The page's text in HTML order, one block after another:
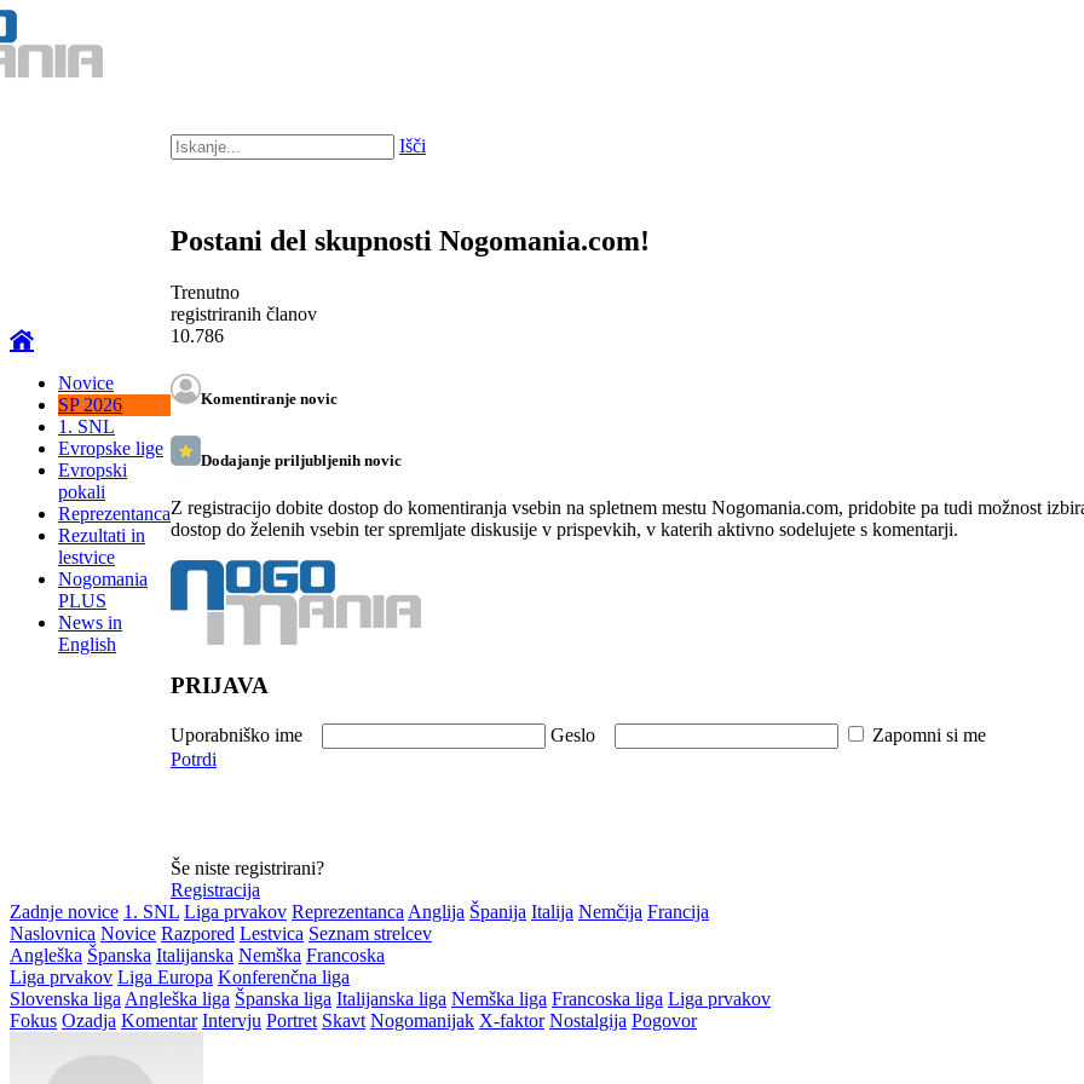
Novice
SP 2026
1. SNL
Evropske lige
Evropski
pokali
Reprezentanca
Rezultati in
lestvice
Nogomania
PLUS
News in
English
Išči
Postani del skupnosti Nogomania.com!
Trenutno
registriranih članov
10.786
Komentiranje novic
Dodajanje priljubljenih novic
Z registracijo dobite dostop do komentiranja vsebin na spletnem mestu Nogomania.com, pridobite pa tudi možnost
dostop do želenih vsebin ter spremljate diskusije v prispevkih, v katerih aktivno sodelujete s komentarji.
PRIJAVA
Uporabniško ime Geslo Zapomni si me
Potrdi
Še niste registrirani?
Registracija
Zadnje novice 1. SNL Liga prvakov Reprezentanca Anglija Španija Italija Nemčija Francija
Naslovnica Novice Razpored Lestvica Seznam strelcev
Angleška Španska Italijanska Nemška Francoska
Liga prvakov Liga Europa Konferenčna liga
Slovenska liga Angleška liga Španska liga Italijanska liga Nemška liga Francoska liga Liga prvakov
Fokus Ozadja Komentar Intervju Portret Skavt Nogomanijak X-faktor Nostalgija Pogovor